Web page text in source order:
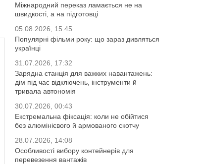
Міжнародний переказ ламається не на
швидкості, а на підготовці
05.08.2026, 15:45
Популярні фільми року: що зараз дивляться
українці
31.07.2026, 17:32
Зарядна станція для важких навантажень:
дім під час відключень, інструменти й
тривала автономія
30.07.2026, 00:43
Екстремальна фіксація: коли не обійтися
без алюмінієвого й армованого скотчу
28.07.2026, 14:08
Особливості вибору контейнерів для
перевезення вантажів